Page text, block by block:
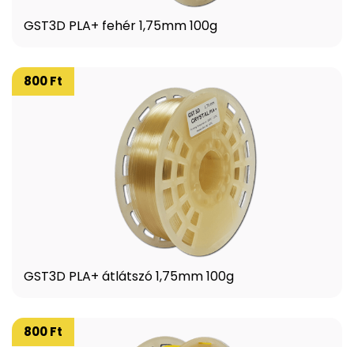
GST3D PLA+ fehér 1,75mm 100g
GST3D PLA+ átlátszó 1,75mm 100g
800 Ft
800 Ft